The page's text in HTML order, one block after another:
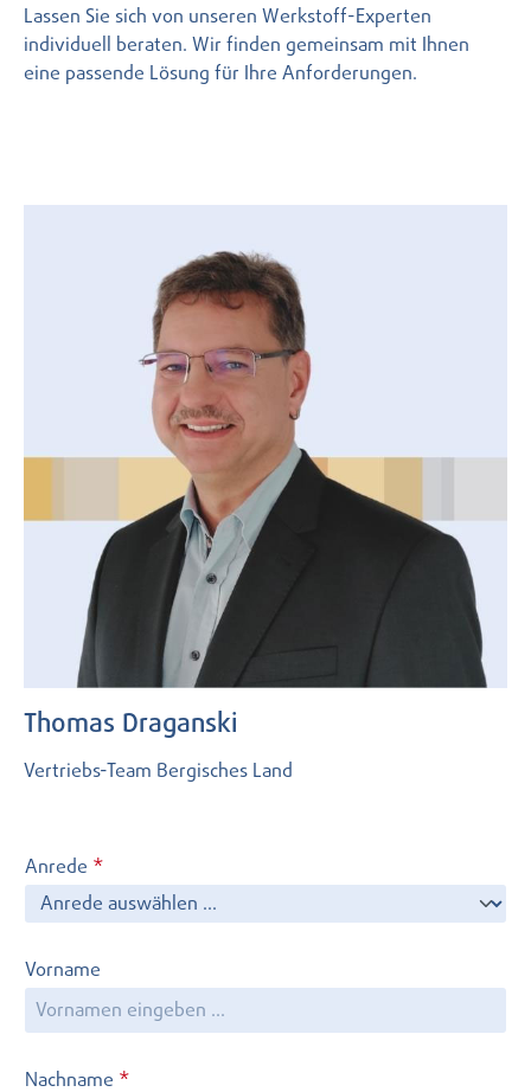
Lassen Sie sich von unseren Werkstoff-Experten
individuell beraten. Wir finden gemeinsam mit Ihnen
eine passende Lösung für Ihre Anforderungen.
Thomas Draganski
Vertriebs-Team Bergisches Land
Anrede *
Vorname
Nachname *